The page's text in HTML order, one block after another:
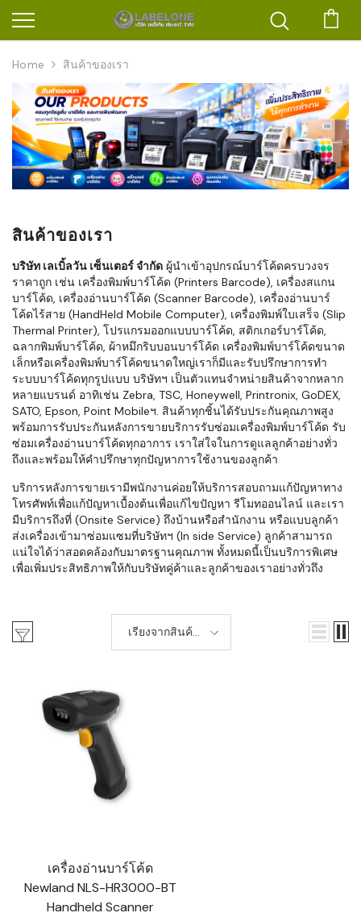
Home สินค้าของเรา
สินค้าของเรา
บริษัท เลเบิ้ลวัน เซ็นเตอร์ จำกัด ผู้นำเข้าอุปกรณ์บาร์โค้ดครบวงจร
ราคาถูก เช่น เครื่องพิมพ์บาร์โค้ด (Printers Barcode), เครื่องสแกน
บาร์โค้ด, เครื่องอ่านบาร์โค้ด (Scanner Barcode), เครื่องอ่านบาร์
โค้ดไร้สาย (HandHeld Mobile Computer), เครื่องพิมพ์ใบเสร็จ (Slip
Thermal Printer), โปรแกรมออกแบบบาร์โค้ด, สติกเกอร์บาร์โค้ด,
ฉลากพิมพ์บาร์โค้ด, ผ้าหมึกริบบอนบาร์โค้ด เครื่องพิมพ์บาร์โค้ดขนาด
เล็กหรือเครื่องพิมพ์บาร์โค้ดขนาดใหญ่เราก็มีและรับปรึกษาการทำ
ระบบบาร์โค้ดทุกรูปแบบ บริษัทฯ เป็นตัวแทนจำหน่ายสินค้าจากหลาก
หลายแบรนด์ อาทิเช่น Zebra, TSC, Honeywell, Printronix, GoDEX,
SATO, Epson, Point Mobileฯ. สินค้าทุกชิ้นได้รับประกันคุณภาพสูง
พร้อมการรับประกันหลังการขายบริการรับซ่อมเครื่องพิมพ์บาร์โค้ด รับ
ซ่อมเครื่องอ่านบาร์โค้ดทุกอาการ เราใส่ใจในการดูแลลูกค้าอย่างทั่ว
ถึงและพร้อมให้คำปรึกษาทุกปัญหาการใช้งานของลูกค้า
บริการหลังการขายเรามีพนักงานค่อยให้บริการสอบถามแก้ปัญหาทาง
โทรศัพท์เพื่อแก้ปัญหาเบื้องต้นเพื่อแก้ไขปัญหา รีโมทออนไลน์ และเรา
มีบริการถึงที่ (Onsite Service) ถึงบ้านหรือสำนักงาน หรือแบบลูกค้า
ส่งเครื่องเข้ามาซ่อมแซมที่บริษัทฯ (In side Service) ลูกค้าสามารถ
แน่ใจได้ว่าสอดคล้องกับมาตรฐานคุณภาพ ทั้งหมดนี้เป็นบริการพิเศษ
เพื่อเพิ่มประสิทธิภาพให้กับบริษัทคู่ค้าและลูกค้าของเราอย่างทั่วถึง
เรียงจากสินค้า
ใหม่-เก่า
เครื่องอ่านบาร์โค้ด
Newland NLS-HR3000-BT
Handheld Scanner